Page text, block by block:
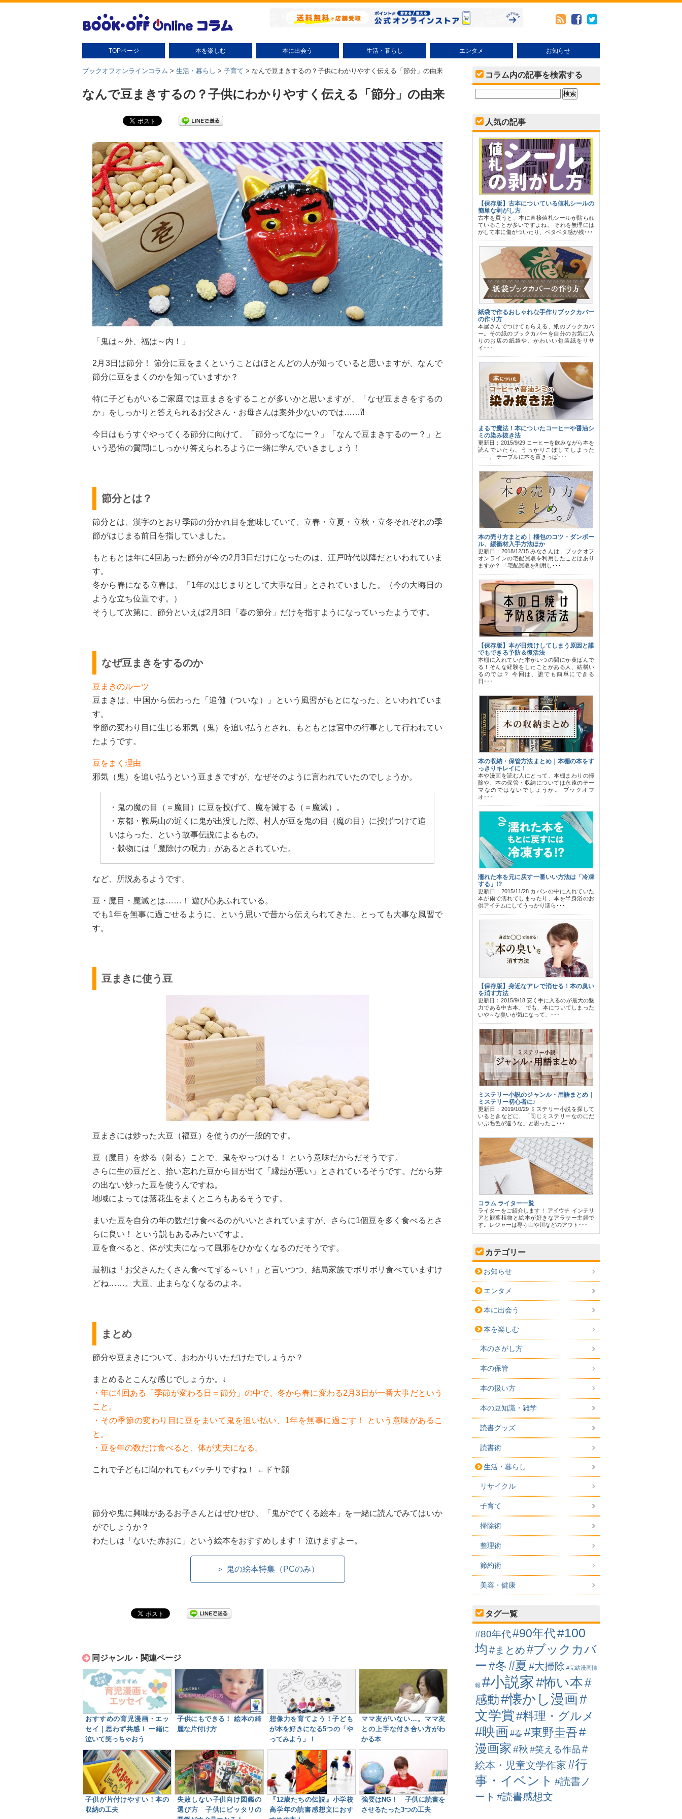
TOPページ 本を楽しむ
本の扱い方
本の保管
読書グッズ
読書術
本の豆知識・雑学
本のさがし方
本に出会う
小説（テーマ別）
ミステリー小説
時代小説
文学小説
ラノベ
コミック（テーマ別）
少年コミック
少女コミック
大人コミック
絵本・児童書
趣味・実用
エッセイ
ビジネス書
自己啓発
研究・評論
話題
生活・暮らし エンタメ
エンタメ
お知らせ
ブックオフオンラインコラム > 生活・暮らし > 子育て > なんで豆まきするの？子供にわかりやすく伝える「節分」の由来
なんで豆まきするの？子供にわかりやすく伝える「節分」の由来
「鬼は～外、福は～内！」
2月3日は節分！ 節分に豆をまくということはほとんどの人が知っていると思いますが、なんで
節分に豆をまくのかを知っていますか？
特に子どもがいるご家庭では豆まきをすることが多いかと思いますが、「なぜ豆まきをするの
か」をしっかりと答えられるお父さん・お母さんは案外少ないのでは……⁈
今日はもうすぐやってくる節分に向けて、「節分ってなにー？」「なんで豆まきするのー？」と
いう恐怖の質問にしっかり答えられるように一緒に学んでいきましょう！
節分とは？
節分とは、漢字のとおり季節の分かれ目を意味していて、立春・立夏・立秋・立冬それぞれの季
節がはじまる前日を指していました。
もともとは年に4回あった節分が今の2月3日だけになったのは、江戸時代以降だといわれていま
す。
冬から春になる立春は、「1年のはじまりとして大事な日」とされていました。（今の大晦日の
ような立ち位置です。）
そうして次第に、節分といえば2月3日「春の節分」だけを指すようになっていったようです。
なぜ豆まきをするのか
豆まきのルーツ
豆まきは、中国から伝わった「追儺（ついな）」という風習がもとになった、といわれていま
す。
季節の変わり目に生じる邪気（鬼）を追い払うとされ、もともとは宮中の行事として行われてい
たようです。
豆をまく理由
邪気（鬼）を追い払うという豆まきですが、なぜそのように言われていたのでしょうか。
・鬼の魔の目（＝魔目）に豆を投げて、魔を滅する（＝魔滅）。
・京都・鞍馬山の近くに鬼が出没した際、村人が豆を鬼の目（魔の目）に投げつけて追
いはらった、という故事伝説によるもの。
・穀物には「魔除けの呪力」があるとされていた。
など、所説あるようです。
豆・魔目・魔滅とは……！ 遊び心あふれている。
でも1年を無事に過ごせるように、という思いで昔から伝えられてきた、とっても大事な風習で
す。
豆まきに使う豆
豆まきには炒った大豆（福豆）を使うのが一般的です。
豆（魔目）を炒る（射る）ことで、鬼をやっつける！ という意味だからだそうです。
さらに生の豆だと、拾い忘れた豆から目が出て「縁起が悪い」とされているそうです。だから芽
の出ない炒った豆を使うんですね。
地域によっては落花生をまくところもあるそうです。
まいた豆を自分の年の数だけ食べるのがいいとされていますが、さらに1個豆を多く食べるとさ
らに良い！ という説もあるみたいですよ。
豆を食べると、体が丈夫になって風邪をひかなくなるのだそうです。
最初は「お父さんたくさん食べてずる～い！」と言いつつ、結局家族でボリボリ食べていますけ
どね……。大豆、止まらなくなるのよネ。
まとめ
節分や豆まきについて、おわかりいただけたでしょうか？
まとめるとこんな感じでしょうか。↓
・年に4回ある「季節が変わる日＝節分」の中で、冬から春に変わる2月3日が一番大事だという
こと。
・その季節の変わり目に豆をまいて鬼を追い払い、1年を無事に過ごす！ という意味があるこ
と。
・豆を年の数だけ食べると、体が丈夫になる。
これで子どもに聞かれてもバッチリですね！ ←ドヤ顔
節分や鬼に興味があるお子さんとはぜひぜひ、「鬼がでてくる絵本」を一緒に読んでみてはいか
がでしょうか？
わたしは「ないた赤おに」という絵本をおすすめします！ 泣けますよー。
＞ 鬼の絵本特集（PCのみ）
同ジャンル・関連ページ
おすすめの育児漫画・エッ
セイ｜思わず共感！ 一緒に
泣いて笑っちゃおう
子供にもできる！ 絵本の綺
麗な片付け方
想像力を育てよう！子ども
が本を好きになる5つの「や
ってみよう」！
ママ友がいない…。ママ友
との上手な付き合い方がわ
かる本
子供が片付けやすい！本の
収納の工夫
失敗しない子供向け図鑑の
選び方 子供にピッタリの
『12歳たちの伝説』小学校
高学年の読書感想文におす
強要はNG！ 子供に読書を
させるたった3つの工夫
コラム内の記事を検索する
人気の記事
【保存版】古本についている値札シールの
簡単な剥がし方
古本を買うと、本に直接値札シールが貼られ
ていることが多いですよね。 それを無理には
がして本に傷がついたり、ベタベタ感が残･･･
紙袋で作るおしゃれな手作りブックカバー
の作り方
本屋さんでつけてもらえる、紙のブックカバ
ー。その紙のブックカバーを自分のお気に入
りのお店の紙袋や、かわいい包装紙をリサ
イ･･･
まるで魔法！本についたコーヒーや醤油シ
ミの染み抜き法
更新日：2015/9/29 コーヒーを飲みながら本を
読んでいたら、うっかりこぼしてしまった
――。 テーブルに本を置きっぱ･･･
本の売り方まとめ｜梱包のコツ・ダンボー
ル、緩衝材入手方法ほか
更新日：2018/12/15 みなさんは、ブックオフ
オンラインの宅配買取を利用したことはあり
ますか？ 「宅配買取を利用し･･･
【保存版】本が日焼けしてしまう原因と誰
でもできる予防＆復活法
本棚に入れていた本がいつの間にか黄ばんで
る！そんな経験をしたことがある人、結構い
るのでは？ 今回は、誰でも簡単にできる
日･･･
本の収納・保管方法まとめ｜本棚の本をす
っきりキレイに！
本や漫画を読む人にとって、本棚まわりの掃
除や、本の保管・収納については永遠のテー
マなのではないでしょうか。 ブックオフ
オ･･･
濡れた本を元に戻す一番いい方法は「冷凍
する」!?
更新日：2015/11/28 カバンの中に入れていた
本が雨で濡れてしまったり、本を半身浴のお
供アイテムにしてうっかり濡ら･･･
【保存版】身近なアレで消せる！本の臭い
を消す方法
更新日：2015/9/18 安く手に入るのが最大の魅
力である中古本。 でも、本についてしまった
いや～な臭いが気になって、･･･
ミステリー小説のジャンル・用語まとめ｜
ミステリー初心者に♪
更新日：2019/10/29 ミステリー小説を探して
いるときなどに、「同じミステリーなのにだ
いぶ毛色が違うな」と思ったこ･･･
コラム ライター一覧
ライターをご紹介します！ アイウチ インテリ
アと観葉植物と絵本が好きなアラサー主婦で
す。レジャーは専ら山や川などのアウト･･･
カテゴリー
お知らせ
エンタメ
本に出会う
本を楽しむ
本のさがし方
本の保管
本の扱い方
本の豆知識・雑学
読書グッズ
読書術
生活・暮らし
リサイクル
子育て
掃除術
整理術
節約術
美容・健康
タグ一覧
#80年代#90年代#100
均 #まとめ#ブックカバ
ー#冬#夏 #大掃除 #完結漫画情
報 #小説家#怖い本#
感動#懐かし漫画#
文学賞#料理・グルメ
#映画 #春 #東野圭吾#
漫画家 #秋#笑える作品#
絵本・児童文学作家#行
事・イベント #読書ノ
ート #読書感想文